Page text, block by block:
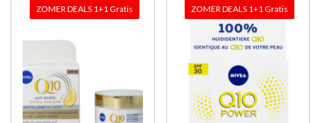
ZOMER DEALS 1+1 Gratis ZOMER DEALS 1+1 Gratis